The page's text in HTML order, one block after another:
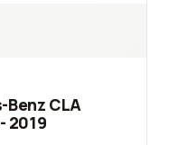
CLA
2019